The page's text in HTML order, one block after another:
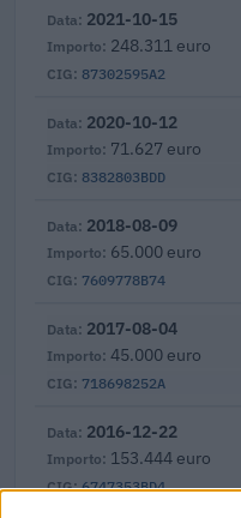
87302595A2
2021-10-15
248.311 euro
8382803BDD
2020-10-12
71.627 euro
7609778B74
2018-08-09
65.000 euro
718698252A
2017-08-04
45.000 euro
6747353BD4
2016-12-22
153.444 euro